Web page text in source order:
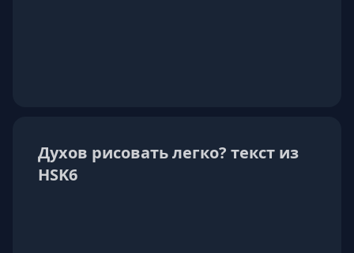
Духов рисовать легко? текст из
HSK6